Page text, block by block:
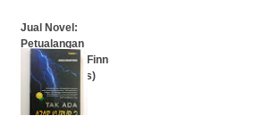
Jual Novel:
Petualangan
Huckleberry Finn
(Classic Tales)